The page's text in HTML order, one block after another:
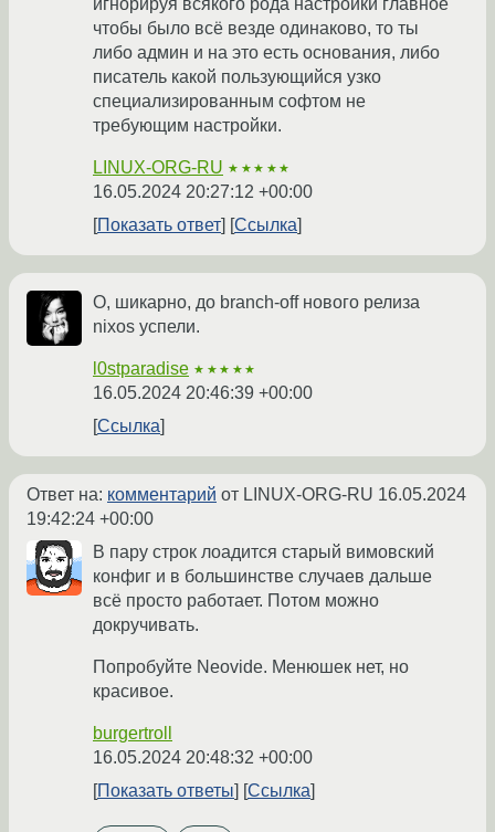
игнорируя всякого рода настройки главное
чтобы было всё везде одинаково, то ты
либо админ и на это есть основания, либо
писатель какой пользующийся узко
специализированным софтом не
требующим настройки.
LINUX-ORG-RU ★★★★★
16.05.2024 20:27:12 +00:00
Показать ответ
Ссылка
О, шикарно, до branch-off нового релиза
nixos успели.
l0stparadise ★★★★★
16.05.2024 20:46:39 +00:00
Ссылка
Ответ на: комментарий от LINUX-ORG-RU 16.05.2024
19:42:24 +00:00
В пару строк лоадится старый вимовский
конфиг и в большинстве случаев дальше
всё просто работает. Потом можно
докручивать.
Попробуйте Neovide. Менюшек нет, но
красивое.
burgertroll
16.05.2024 20:48:32 +00:00
Показать ответы
Ссылка